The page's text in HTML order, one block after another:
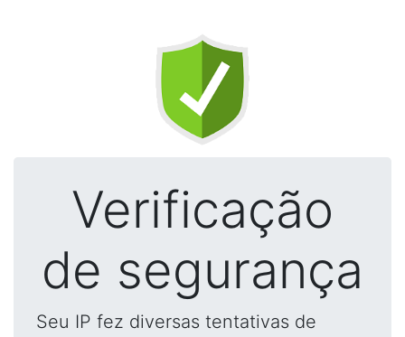
Verificação
de segurança
Seu IP fez diversas tentativas de